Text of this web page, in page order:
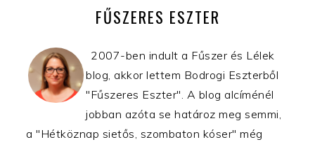
OLDALSÁVFŰSZERES ESZTER
2007-ben indult a Fűszer és Lélek
blog, akkor lettem Bodrogi Eszterből
"Fűszeres Eszter". A blog alcíménél
jobban azóta se határoz meg semmi,
a "Hétköznap sietős, szombaton kóser" még